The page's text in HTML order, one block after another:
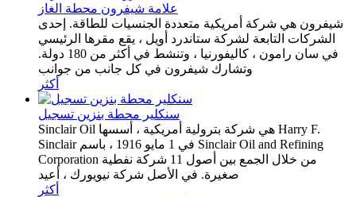
علامة شيفرون محطة الغاز
شيفرون هي شركة أمريكية متعددة الجنسيات للطاقة. إحدى
الشركات التابعة لشركة ستاندرد أويل ، يقع مقرها الرئيسي
في سان رامون ، كاليفورنيا ، وتنشط في أكثر من 180 دولة.
وتشارك شيفرون في كل جانب من جوانب
أكثر
سنكلير محطة بنزين تسجيل
Sinclair Oil هي شركة بترولية أمريكية ، أسسها Harry F.
Sinclair في 1 مايو 1916 ، باسم Sinclair Oil and Refining
Corporation من خلال الجمع بين أصول 11 شركة نفطية
صغيرة. في الأصل شركة نيويورك ، أعيد
أكثر